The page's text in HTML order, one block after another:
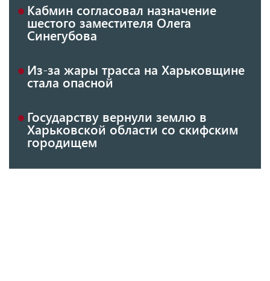
Кабмин согласовал назначение
шестого заместителя Олега
Синегубова
Из-за жары трасса на Харьковщине
стала опасной
Государству вернули землю в
Харьковской области со скифским
городищем